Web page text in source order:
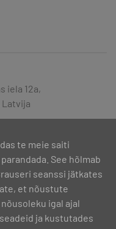
iela 12a,
Latvija
te meie saiti
See hõlmab
seanssi jätkates
et nõustute
igal ajal
ja kustutades